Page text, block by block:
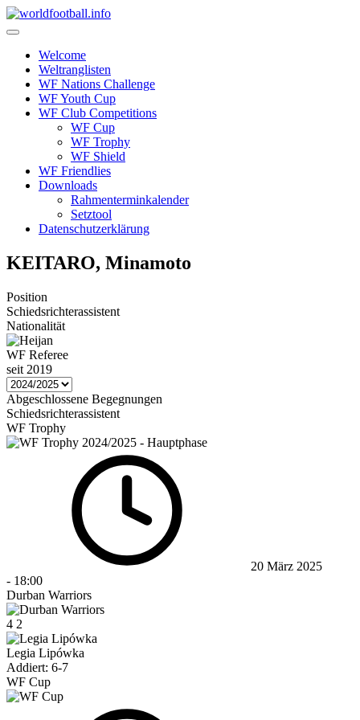
Skip
to
Welcome
Weltranglisten
WF Nations Challenge
WF Youth Cup
WF Club Competitions
WF Cup
WF Trophy
WF Shield
WF Friendlies
Downloads
Rahmenterminkalender
Setztool
Datenschutzerklärung
KEITARO, Minamoto
Position
Schiedsrichterassistent
Nationalität
WF Referee
seit 2019
Abgeschlossene Begegnungen
Schiedsrichterassistent
WF Trophy
20 März 2025
- 18:00
Durban Warriors
4 2
Legia Lipówka
Addiert: 6-7
WF Cup